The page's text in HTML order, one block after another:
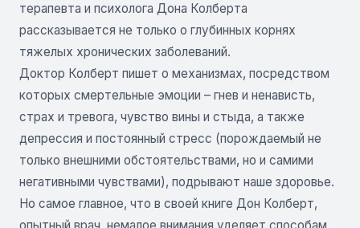
терапевта и психолога Дона Колберта
рассказывается не только о глубинных корнях
тяжелых хронических заболеваний.
Доктор Колберт пишет о механизмах, посредством
которых смертельные эмоции – гнев и ненависть,
страх и тревога, чувство вины и стыда, а также
депрессия и постоянный стресс (порождаемый не
только внешними обстоятельствами, но и самими
негативными чувствами), подрывают наше здоровье.
Но самое главное, что в своей книге Дон Колберт,